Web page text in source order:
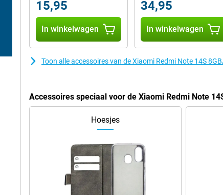
15,95
In winkelwagen
34,95
In winkelwagen
Toon alle accessoires van de Xiaomi Redmi Note 14S
Accessoires speciaal voor de Xiaomi Redmi Note
Hoesjes